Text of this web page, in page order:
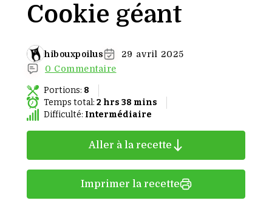
Cookie géant
hibouxpoilus
29 avril 2025
0 Commentaire
Portions: 8
Temps total: 2 hrs 38 mins
Difficulté: Intermédiaire
Aller à la recette
Imprimer la recette